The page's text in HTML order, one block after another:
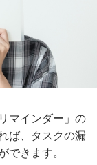
マインダー」の
ば、タスクの漏
できます。